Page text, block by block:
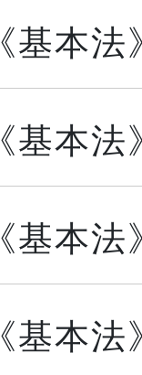
《基本
《基本
《基本
《基本